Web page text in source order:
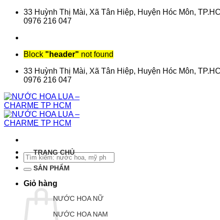
Chuyển
dung
33 Huỳnh Thị Mài, Xã Tân Hiệp, Huyện Hóc Môn,
0976 216 047
Block "header" not found
33 Huỳnh Thị Mài, Xã Tân Hiệp, Huyện Hóc Môn,
0976 216 047
Tìm
kiếm:
Giỏ hàng
TRANG CHỦ
SẢN PHẨM
NƯỚC HOA NỮ
NƯỚC HOA NAM